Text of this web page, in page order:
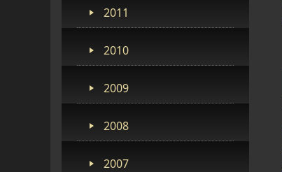
2011
2010
2009
2008
2007